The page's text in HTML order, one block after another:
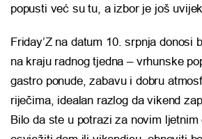
popusti već su tu, a izbor je još
Friday’Z na datum 10. srpnja donosi
na kraju radnog tjedna – vrhunske
gastro ponude, zabavu i dobru
riječima, idealan razlog da vikend
Bilo da ste u potrazi za novim